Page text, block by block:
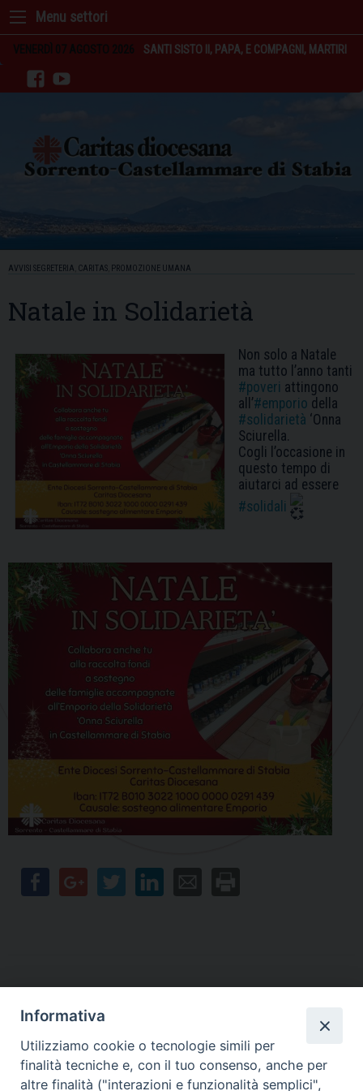
Skip
content
VENERDÌ 07 AGOSTO 2026 SANTI SISTO II, PAPA, E COMPAGNI, MARTIRI
facebookyoutube
AVVISI SEGRETERIA CARITAS PROMOZIONE UMANA
Natale in Solidarietà
Non solo a Natale
ma tutto l’anno tanti
#poveri attingono
all’#emporio della
#solidarietà ‘Onna
Sciurella.
Cogli l’occasione in
questo tempo di
aiutarci ad essere
#solidali
Contatti
Sede Legale
Vico Sant’Anna 1 – 80053 Castellammare di Stabia (NA)
Informativa
Utilizziamo cookie o tecnologie simili per
finalità tecniche e, con il tuo consenso, anche per
altre finalità ("interazioni e funzionalità semplici",